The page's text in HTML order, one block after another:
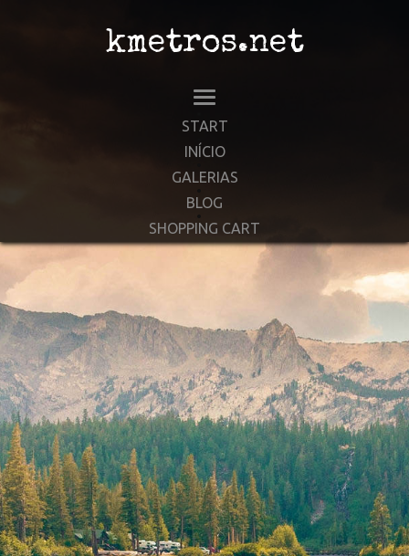
kmetros.net
START
INÍCIO
GALERIAS
BLOG
SHOPPING CART